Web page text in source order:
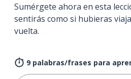
Sumérgete ahora en esta
sentirás como si hubieras
vuelta.
9 palabras/frases para